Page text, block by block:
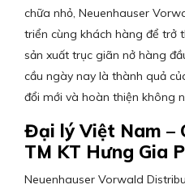
chữa nhỏ, Neuenhauser
triển cùng khách hàng để trở
sản xuất trục giãn nở hàng
cầu ngày nay là thành quả
đổi mới và hoàn thiện không
Đại lý Việt Nam –
TM KT Hưng Gia
Neuenhauser Vorwald